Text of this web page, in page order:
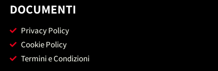
DOCUMENTI
Privacy Policy
Cookie Policy
Termini e Condizioni